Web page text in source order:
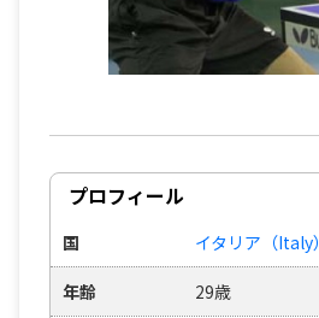
プロフィール
国 イタリア（Italy）
年齢 29歳